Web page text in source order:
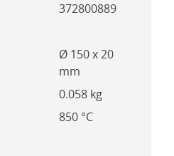
372800889
Ø 150 x 20
mm
0.058 kg
850 °C